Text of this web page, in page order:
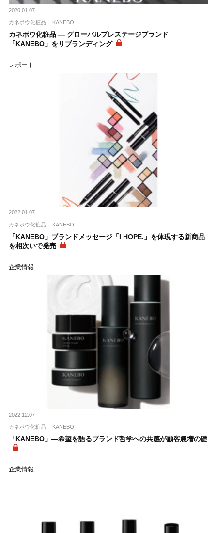
2020.01.07
カネボウ化粧品 KANEBO
カネボウ化粧品 ― グローバルプレステージブランド
「KANEBO」をリブランディング
レポート
2022.01.07
カネボウ化粧品 KANEBO
「KANEBO」ブランドメッセージ「I HOPE.」を体現する新商品
を相次いで発売
企業情報
2022.12.07
カネボウ化粧品 KANEBO
「KANEBO」―希望を語るブランド哲学への共感が顧客急増の礎
企業情報